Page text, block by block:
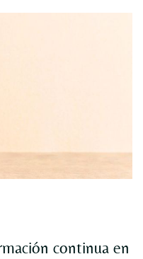
continua en